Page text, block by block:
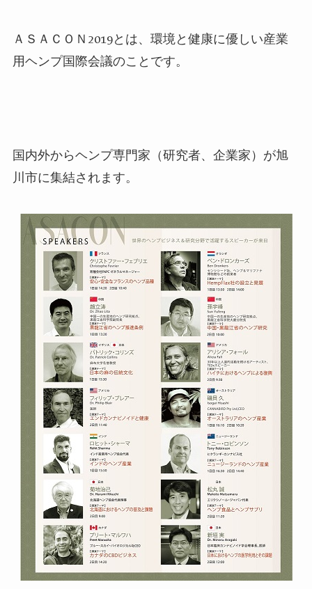
ＡＳＡＣＯＮ 2019とは、環境と健康に優しい産業
用ヘンプ国際会議のことです。
国内外からヘンプ専門家（研究者、企業家）が旭
川市に集結されます。